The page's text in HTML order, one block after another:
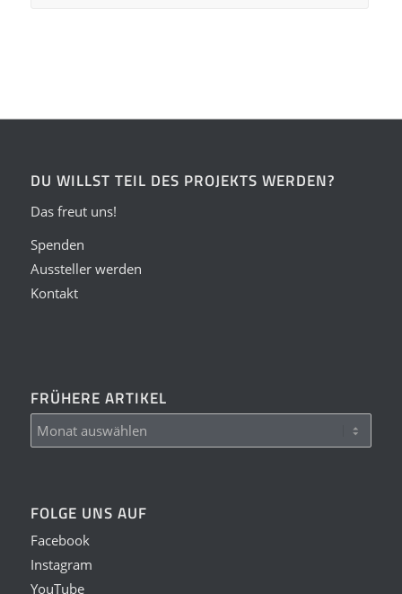
DU WILLST TEIL DES PROJEKTS WERDEN?
Das freut uns!
Spenden
Aussteller werden
Kontakt
FRÜHERE ARTIKEL
FOLGE UNS AUF
Facebook
Instagram
YouTube